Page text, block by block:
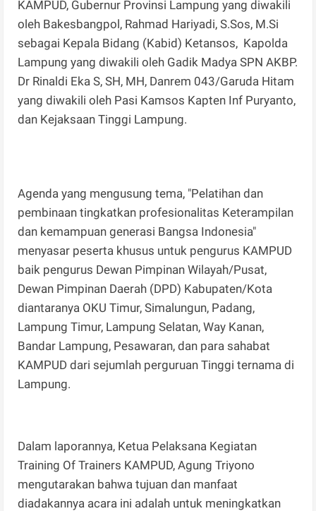
KAMPUD, Gubernur Provinsi Lampung yang diwakili
oleh Bakesbangpol, Rahmad Hariyadi, S.Sos, M.Si
sebagai Kepala Bidang (Kabid) Ketansos, Kapolda
Lampung yang diwakili oleh Gadik Madya SPN AKBP.
Dr Rinaldi Eka S, SH, MH, Danrem 043/Garuda Hitam
yang diwakili oleh Pasi Kamsos Kapten Inf Puryanto,
dan Kejaksaan Tinggi Lampung.
Agenda yang mengusung tema, "Pelatihan dan
pembinaan tingkatkan profesionalitas Keterampilan
dan kemampuan generasi Bangsa Indonesia"
menyasar peserta khusus untuk pengurus KAMPUD
baik pengurus Dewan Pimpinan Wilayah/Pusat,
Dewan Pimpinan Daerah (DPD) Kabupaten/Kota
diantaranya OKU Timur, Simalungun, Padang,
Lampung Timur, Lampung Selatan, Way Kanan,
Bandar Lampung, Pesawaran, dan para sahabat
KAMPUD dari sejumlah perguruan Tinggi ternama di
Lampung.
Dalam laporannya, Ketua Pelaksana Kegiatan
Training Of Trainers KAMPUD, Agung Triyono
mengutarakan bahwa tujuan dan manfaat
diadakannya acara ini adalah untuk meningkatkan